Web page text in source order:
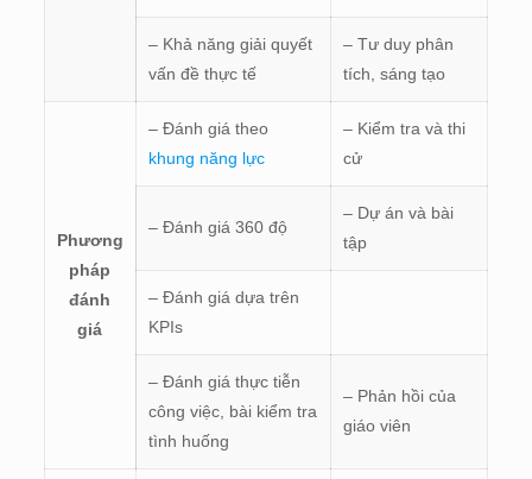
– Khả năng giải quyết
vấn đề thực tế
– Tư duy phân
tích, sáng tạo
Phương
pháp
đánh
giá
– Đánh giá theo
khung năng lực
– Kiểm tra và thi
cử
– Đánh giá 360 độ
– Dự án và bài
tập
– Đánh giá dựa trên
KPIs
– Đánh giá thực tiễn
công việc, bài kiểm tra
tình huống
– Phản hồi của
giáo viên